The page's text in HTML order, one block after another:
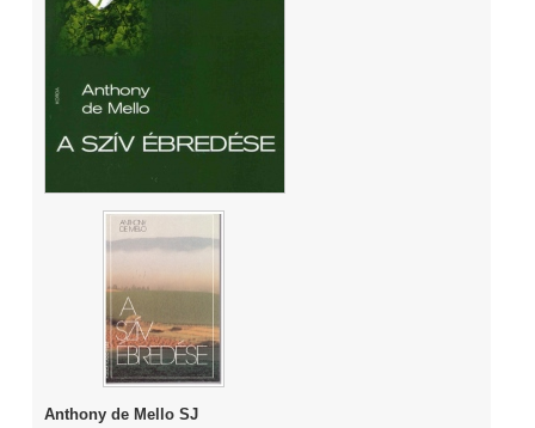
Anthony de Mello SJ